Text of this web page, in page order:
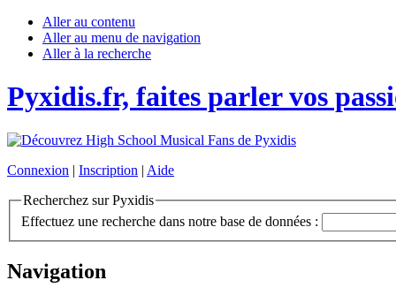
Aller au contenu
Aller au menu de navigation
Aller à la recherche
Pyxidis.fr, faites parler vos
Connexion | Inscription | Aide
Recherchez sur Pyxidis
Effectuez une recherche dans notre base de données :
Navigation